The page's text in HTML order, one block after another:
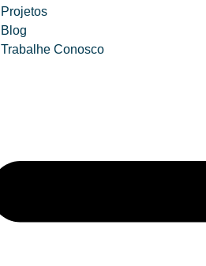
Projetos
Blog
Trabalhe Conosco